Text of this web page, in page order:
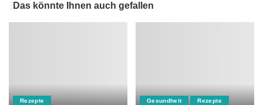
Das könnte Ihnen auch gefallen
Rezepte Gesundheit Rezepte